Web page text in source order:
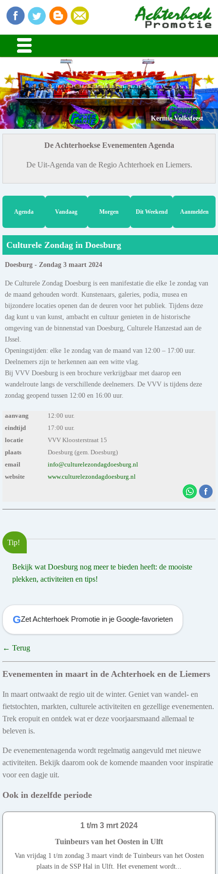
Kermis Volksfeest
De Achterhoekse Evenementen Agenda
De Uit-Agenda van de Regio Achterhoek en Liemers.
Agenda Vandaag Morgen Dit Weekend Aanmelden
Culturele Zondag in Doesburg
Doesburg - Zondag 3 maart 2024
De Culturele Zondag Doesburg is een manifestatie die elke 1e zondag van
de maand gehouden wordt. Kunstenaars, galeries, podia, musea en
bijzondere locaties openen dan de deuren voor het publiek. Tijdens deze
dag kunt u van kunst, ambacht en cultuur genieten in de historische
omgeving van de binnenstad van Doesburg, Culturele Hanzestad aan de
IJssel.
Openingstijden: elke 1e zondag van de maand van 12:00 – 17:00 uur.
Deelnemers zijn te herkennen aan een witte vlag.
Bij VVV Doesburg is een brochure verkrijgbaar met daarop een
wandelroute langs de verschillende deelnemers. De VVV is tijdens deze
zondag geopend tussen 12:00 en 16:00 uur.
aanvang
12:00 uur.
eindtijd
17:00 uur.
locatie
VVV Kloosterstraat 15
plaats
Doesburg (gem. Doesburg)
email
info@culturelezondagdoesburg.nl
website
www.culturelezondagdoesburg.nl
Tip!
Bekijk wat Doesburg nog meer te bieden heeft: de mooiste
plekken, activiteiten en tips!
GZet Achterhoek Promotie in je Google-favorieten
← Terug
Evenementen in maart in de Achterhoek en de Liemers
In maart ontwaakt de regio uit de winter. Geniet van wandel- en
fietstochten, markten, culturele activiteiten en gezellige evenementen.
Trek eropuit en ontdek wat er deze voorjaarsmaand allemaal te
beleven is.
De evenementenagenda wordt regelmatig aangevuld met nieuwe
activiteiten. Bekijk daarom ook de komende maanden voor inspiratie
voor een dagje uit.
Ook in dezelfde periode
1 t/m 3 mrt 2024
Tuinbeurs van het Oosten in Ulft
Van vrijdag 1 t/m zondag 3 maart vindt de Tuinbeurs van het Oosten
plaats in de SSP Hal in Ulft. Het evenement wordt...